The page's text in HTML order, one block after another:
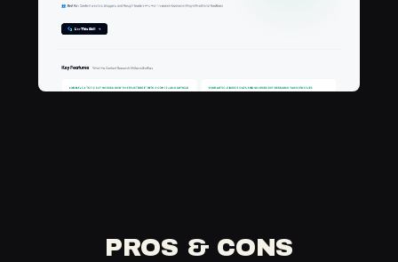
PROS & CONS